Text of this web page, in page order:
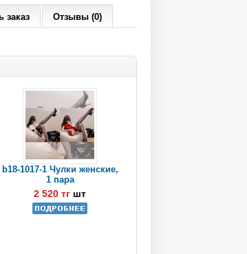
заказ Отзывы (0)
b18-1017-1 Чулки женские,
1 пара
2 520 тг шт